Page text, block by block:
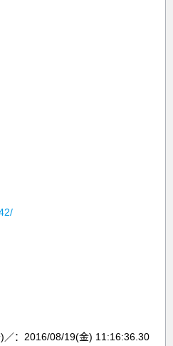
／：2016/08/19(金) 11:16:36.30